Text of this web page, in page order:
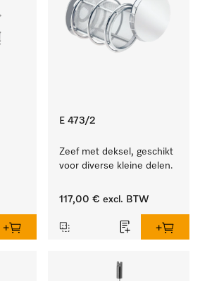
E 473/2
Zeef met deksel, geschikt
voor diverse kleine delen.
117,00 € excl. BTW